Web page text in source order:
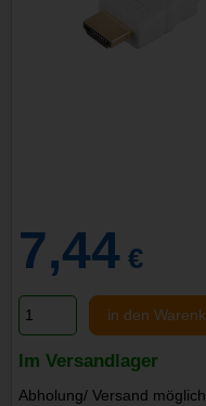
7,44 €
in den
Im Versandlager
Abholung/ Versand